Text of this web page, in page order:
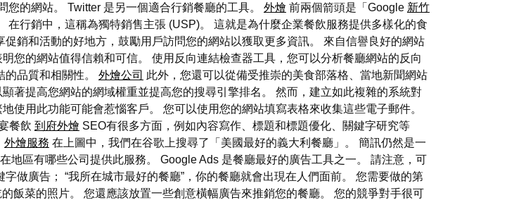
的網站。 Twitter 是另一個適合行銷餐廳的工具。 外燴 前兩個箭頭是「Google 新竹
行銷中，這稱為獨特銷售主張 (USP)。 這就是為什麼企業餐飲服務提供多樣化的食
銷和活動的好地方，鼓勵用戶訪問您的網站以獲取更多資訊。 來自信譽良好的網站
您的網站值得信賴和可信。 使用反向連結檢查器工具，您可以分析餐廳網站的反向
品質和相關性。 外燴公司 此外，您還可以從備受推崇的美食部落格、當地新聞網站
著提高您網站的網域權重並提高您的搜尋引擎排名。 然而，建立如此複雜的系統對
使用此功能可能會惹惱客戶。 您可以使用您的網站填寫表格來收集這些電子郵件。
餐飲 到府外燴 SEO有很多方面，例如內容寫作、標題和標題優化、關鍵字研究等
外燴服務 在上圖中，我們在谷歌上搜尋了「美國最好的義大利餐廳」。 簡訊仍然是一
地區有哪些公司提供此服務。 Google Ads 是餐廳最好的廣告工具之一。 請注意，可
做廣告； “我所在城市最好的餐廳”，你的餐廳就會出現在人們面前。 您需要做的第
飯菜的照片。 您還應該放置一些創意橫幅廣告來推銷您的餐廳。 您的競爭對手很可